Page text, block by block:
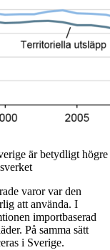
är betydligt
varor var den
att använda. I
importbaserad
På samma sätt
i Sverige.